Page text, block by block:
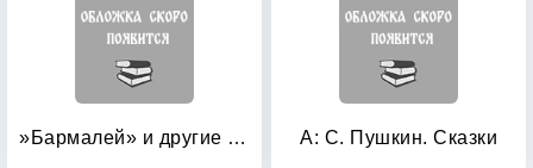
»Бармалей» и другие сказки А: С. Пушкин. Сказки